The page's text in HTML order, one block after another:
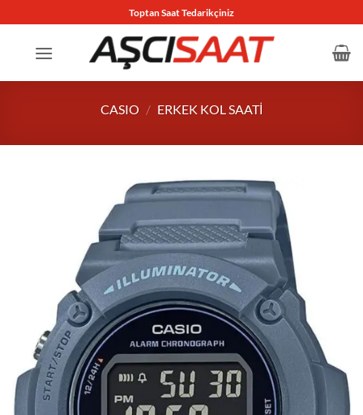
atla
Toptan Saat Tedarikçiniz
CASIO / ERKEK KOL SAATI